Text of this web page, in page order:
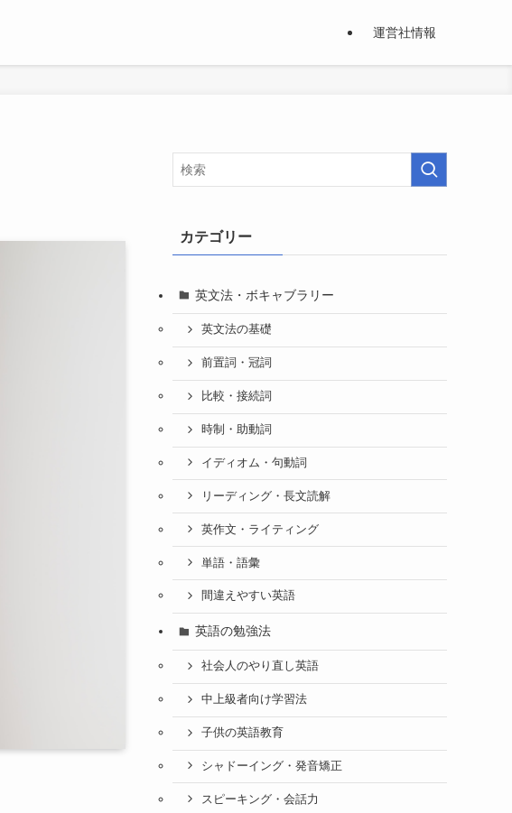
運営社情報
カテゴリー
英文法・ボキャブラリー
英文法の基礎
前置詞・冠詞
比較・接続詞
時制・助動詞
イディオム・句動詞
リーディング・長文読解
英作文・ライティング
単語・語彙
間違えやすい英語
英語の勉強法
社会人のやり直し英語
中上級者向け学習法
子供の英語教育
シャドーイング・発音矯正
スピーキング・会話力